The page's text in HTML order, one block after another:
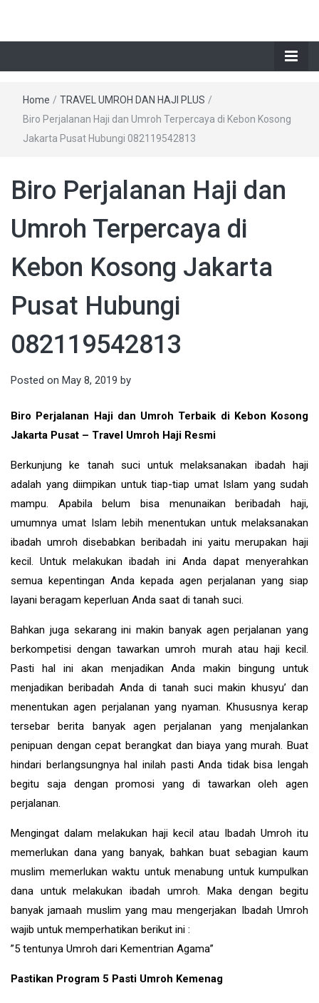
Home / TRAVEL UMROH DAN HAJI PLUS /
Biro Perjalanan Haji dan Umroh Terpercaya di Kebon Kosong
Jakarta Pusat Hubungi 082119542813
Biro Perjalanan Haji dan
Umroh Terpercaya di
Kebon Kosong Jakarta
Pusat Hubungi
082119542813
Posted on May 8, 2019 by
Biro Perjalanan Haji dan Umroh Terbaik di Kebon Kosong
Jakarta Pusat – Travel Umroh Haji Resmi
Berkunjung ke tanah suci untuk melaksanakan ibadah haji
adalah yang diimpikan untuk tiap-tiap umat Islam yang sudah
mampu. Apabila belum bisa menunaikan beribadah haji,
umumnya umat Islam lebih menentukan untuk melaksanakan
ibadah umroh disebabkan beribadah ini yaitu merupakan haji
kecil. Untuk melakukan ibadah ini Anda dapat menyerahkan
semua kepentingan Anda kepada agen perjalanan yang siap
layani beragam keperluan Anda saat di tanah suci.
Bahkan juga sekarang ini makin banyak agen perjalanan yang
berkompetisi dengan tawarkan umroh murah atau haji kecil.
Pasti hal ini akan menjadikan Anda makin bingung untuk
menjadikan beribadah Anda di tanah suci makin khusyu’ dan
menentukan agen perjalanan yang nyaman. Khususnya kerap
tersebar berita banyak agen perjalanan yang menjalankan
penipuan dengan cepat berangkat dan biaya yang murah. Buat
hindari berlangsungnya hal inilah pasti Anda tidak bisa lengah
begitu saja dengan promosi yang di tawarkan oleh agen
perjalanan.
Mengingat dalam melakukan haji kecil atau Ibadah Umroh itu
memerlukan dana yang banyak, bahkan buat sebagian kaum
muslim memerlukan waktu untuk menabung untuk kumpulkan
dana untuk melakukan ibadah umroh. Maka dengan begitu
banyak jamaah muslim yang mau mengerjakan Ibadah Umroh
wajib untuk memperhatikan berikut ini :
”5 tentunya Umroh dari Kementrian Agama”
Pastikan Program 5 Pasti Umroh Kemenag